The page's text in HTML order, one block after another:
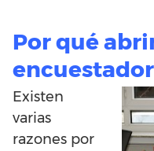
Por qué
Existen
varias
razones por